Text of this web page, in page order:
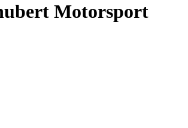
Motorsport